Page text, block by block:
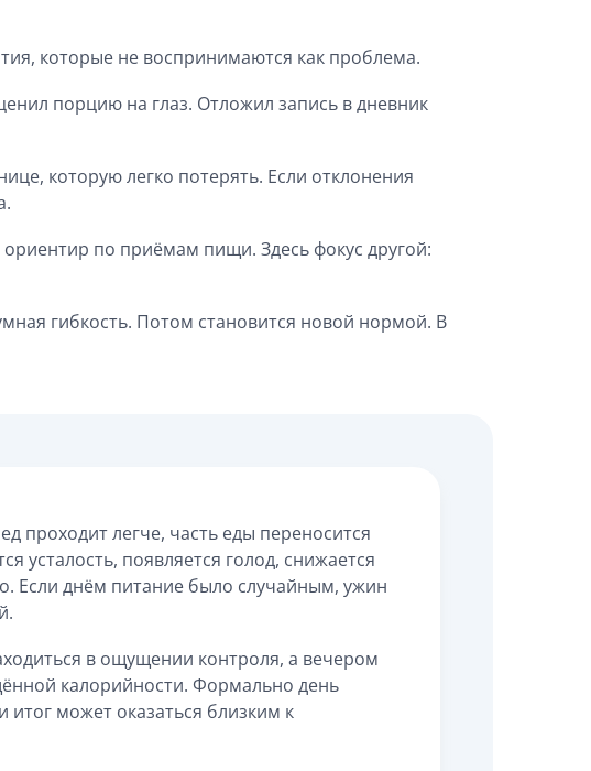
которые не воспринимаются как проблема.
порцию на глаз. Отложил запись в дневник
которую легко потерять. Если отклонения
по приёмам пищи. Здесь фокус другой:
гибкость. Потом становится новой нормой. В
проходит легче, часть еды переносится
усталость, появляется голод, снижается
Если днём питание было случайным, ужин
в ощущении контроля, а вечером
калорийности. Формально день
итог может оказаться близким к